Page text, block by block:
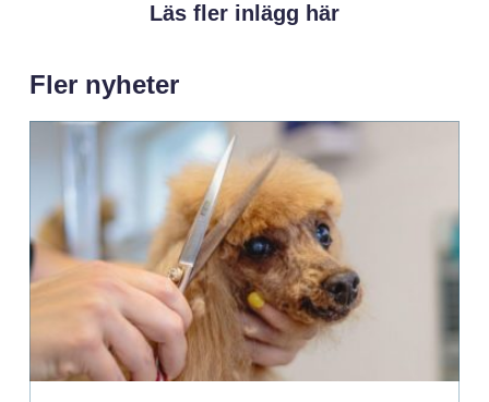
Läs fler inlägg här
Fler nyheter